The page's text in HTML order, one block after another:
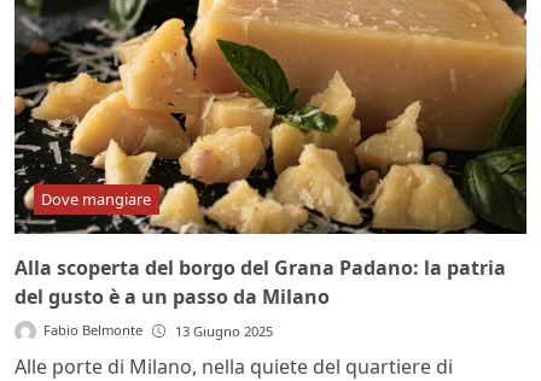
Dove mangiare
Alla scoperta del borgo del Grana Padano: la patria
del gusto è a un passo da Milano
Fabio Belmonte 13 Giugno 2025
Alle porte di Milano, nella quiete del quartiere di